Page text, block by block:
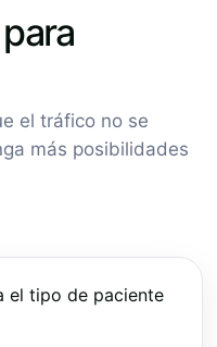
el tráfico no se
más posibilidades
el tipo de paciente